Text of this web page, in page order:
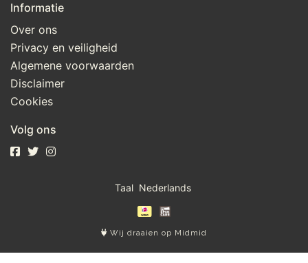
Informatie
Over ons
Privacy en veiligheid
Algemene voorwaarden
Disclaimer
Cookies
Volg ons
Taal
Wij draaien op Midmid